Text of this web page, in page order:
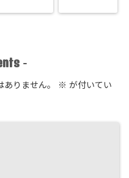
-
りません。 ※ が付いてい